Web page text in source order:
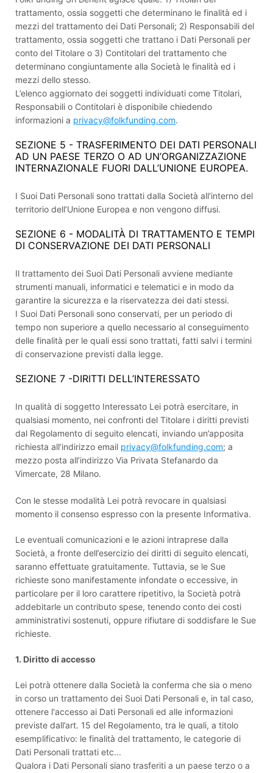
trattamento, ossia soggetti che determinano le finalità ed i
mezzi del trattamento dei Dati Personali; 2) Responsabili del
trattamento, ossia soggetti che trattano i Dati Personali per
conto del Titolare o 3) Contitolari del trattamento che
determinano congiuntamente alla Società le finalità ed i
mezzi dello stesso.
L’elenco aggiornato dei soggetti individuati come Titolari,
Responsabili o Contitolari è disponibile chiedendo
informazioni a privacy@folkfunding.com.
SEZIONE 5 - TRASFERIMENTO DEI DATI PERSONALI
AD UN PAESE TERZO O AD UN’ORGANIZZAZIONE
INTERNAZIONALE FUORI DALL’UNIONE EUROPEA.
I Suoi Dati Personali sono trattati dalla Società all’interno del
territorio dell’Unione Europea e non vengono diffusi.
SEZIONE 6 - MODALITÀ DI TRATTAMENTO E TEMPI
DI CONSERVAZIONE DEI DATI PERSONALI
Il trattamento dei Suoi Dati Personali avviene mediante
strumenti manuali, informatici e telematici e in modo da
garantire la sicurezza e la riservatezza dei dati stessi.
I Suoi Dati Personali sono conservati, per un periodo di
tempo non superiore a quello necessario al conseguimento
delle finalità per le quali essi sono trattati, fatti salvi i termini
di conservazione previsti dalla legge.
SEZIONE 7 -DIRITTI DELL’INTERESSATO
In qualità di soggetto Interessato Lei potrà esercitare, in
qualsiasi momento, nei confronti del Titolare i diritti previsti
dal Regolamento di seguito elencati, inviando un’apposita
richiesta all’indirizzo email privacy@folkfunding.com; a
mezzo posta all’indirizzo Via Privata Stefanardo da
Vimercate, 28 Milano.
Con le stesse modalità Lei potrà revocare in qualsiasi
momento il consenso espresso con la presente Informativa.
Le eventuali comunicazioni e le azioni intraprese dalla
Società, a fronte dell’esercizio dei diritti di seguito elencati,
saranno effettuate gratuitamente. Tuttavia, se le Sue
richieste sono manifestamente infondate o eccessive, in
particolare per il loro carattere ripetitivo, la Società potrà
addebitarle un contributo spese, tenendo conto dei costi
amministrativi sostenuti, oppure rifiutare di soddisfare le Sue
richieste.
1. Diritto di accesso
Lei potrà ottenere dalla Società la conferma che sia o meno
in corso un trattamento dei Suoi Dati Personali e, in tal caso,
ottenere l'accesso ai Dati Personali ed alle informazioni
previste dall’art. 15 del Regolamento, tra le quali, a titolo
esemplificativo: le finalità del trattamento, le categorie di
Dati Personali trattati etc...
Qualora i Dati Personali siano trasferiti a un paese terzo o a